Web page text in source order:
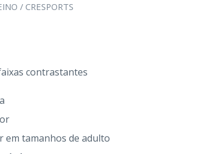
/ CRESPORTS
contrastantes
em tamanhos de adulto